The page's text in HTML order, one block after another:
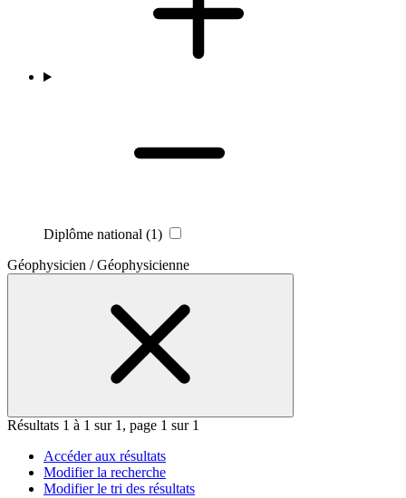
Diplôme national (1)
Géophysicien / Géophysicienne
Résultats 1 à 1 sur 1, page 1 sur 1
Accéder aux résultats
Modifier la recherche
Modifier le tri des résultats